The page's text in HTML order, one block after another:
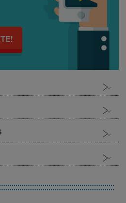
consiste la Identificación
y Evaluación de
04/2015